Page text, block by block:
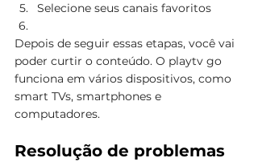
Selecione seus canais favoritos
Depois de seguir essas etapas, você vai
poder curtir o conteúdo. O playtv go
funciona em vários dispositivos, como
smart TVs, smartphones e
computadores.
Resolução de problemas